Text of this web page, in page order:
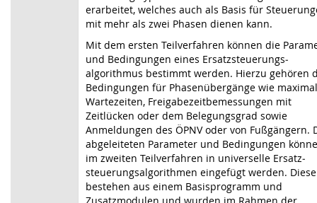
erarbeitet, welches auch als Basis für
mit mehr als zwei Phasen dienen kann.
Mit dem ersten Teilverfahren können die
und Bedingungen eines Ersatz­steuerungs­­
algorithmus bestimmt werden. Hierzu gehören
Bedingungen für Phasen­übergänge wie
Wartezeiten, Freigabezeitbemessungen mit
Zeitlücken oder dem Belegungsgrad sowie
Anmeldungen des ÖPNV oder von Fußgängern.
abgeleiteten Parameter und Bedingungen
im zweiten Teilverfahren in universelle Ersatz­
steuerungs­algorithmen eingefügt werden. Diese
bestehen aus einem Basisprogramm und